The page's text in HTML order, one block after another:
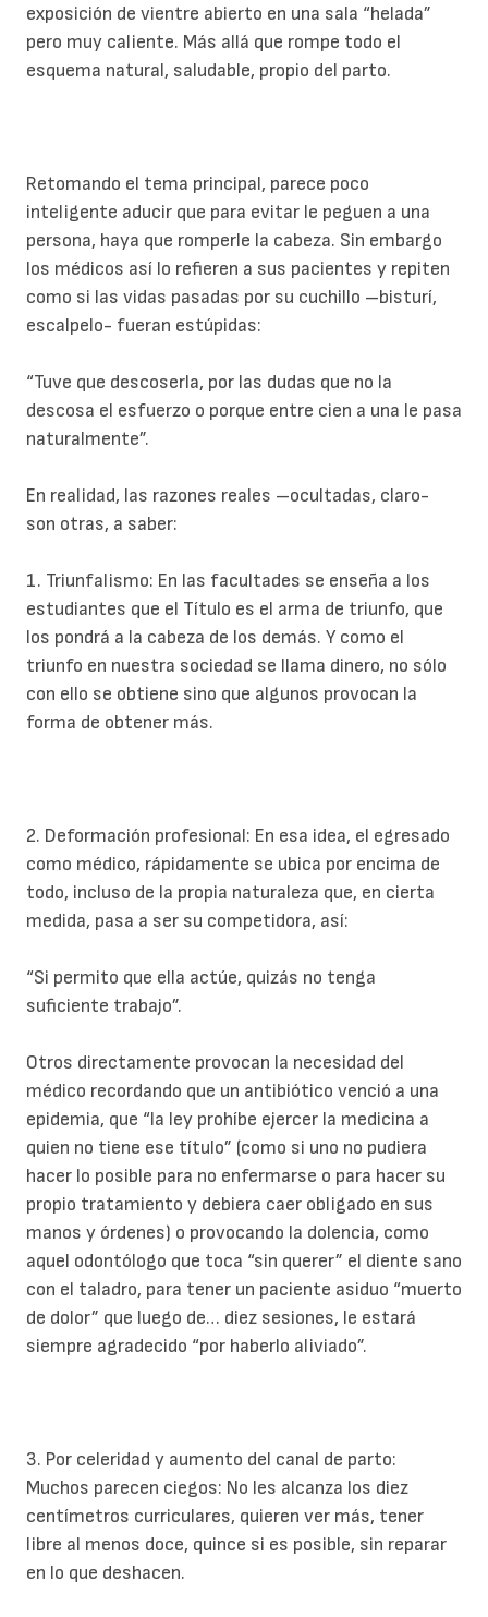
exposición de vientre abierto en una sala “helada”
pero muy caliente. Más allá que rompe todo el
esquema natural, saludable, propio del parto.
Retomando el tema principal, parece poco
inteligente aducir que para evitar le peguen a una
persona, haya que romperle la cabeza. Sin embargo
los médicos así lo refieren a sus pacientes y repiten
como si las vidas pasadas por su cuchillo –bisturí,
escalpelo- fueran estúpidas:
“Tuve que descoserla, por las dudas que no la
descosa el esfuerzo o porque entre cien a una le pasa
naturalmente”.
En realidad, las razones reales –ocultadas, claro-
son otras, a saber:
1. Triunfalismo: En las facultades se enseña a los
estudiantes que el Título es el arma de triunfo, que
los pondrá a la cabeza de los demás. Y como el
triunfo en nuestra sociedad se llama dinero, no sólo
con ello se obtiene sino que algunos provocan la
forma de obtener más.
2. Deformación profesional: En esa idea, el egresado
como médico, rápidamente se ubica por encima de
todo, incluso de la propia naturaleza que, en cierta
medida, pasa a ser su competidora, así:
“Si permito que ella actúe, quizás no tenga
suficiente trabajo”.
Otros directamente provocan la necesidad del
médico recordando que un antibiótico venció a una
epidemia, que “la ley prohíbe ejercer la medicina a
quien no tiene ese título” (como si uno no pudiera
hacer lo posible para no enfermarse o para hacer su
propio tratamiento y debiera caer obligado en sus
manos y órdenes) o provocando la dolencia, como
aquel odontólogo que toca “sin querer” el diente sano
con el taladro, para tener un paciente asiduo “muerto
de dolor” que luego de… diez sesiones, le estará
siempre agradecido “por haberlo aliviado”.
3. Por celeridad y aumento del canal de parto:
Muchos parecen ciegos: No les alcanza los diez
centímetros curriculares, quieren ver más, tener
libre al menos doce, quince si es posible, sin reparar
en lo que deshacen.